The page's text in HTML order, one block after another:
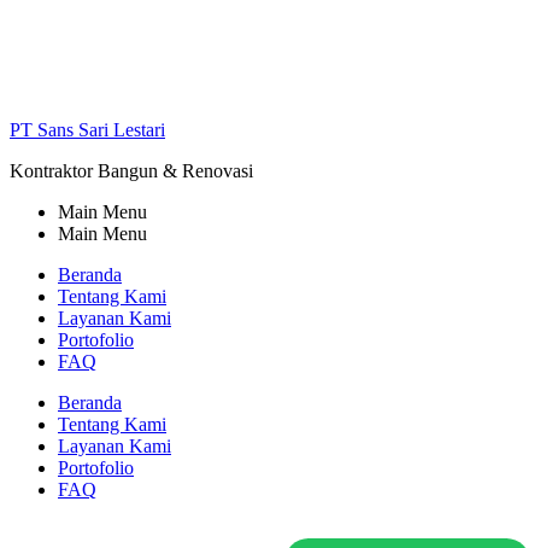
PT Sans Sari Lestari
Kontraktor Bangun & Renovasi
Main Menu
Main Menu
Beranda
Tentang Kami
Layanan Kami
Portofolio
FAQ
Beranda
Tentang Kami
Layanan Kami
Portofolio
FAQ